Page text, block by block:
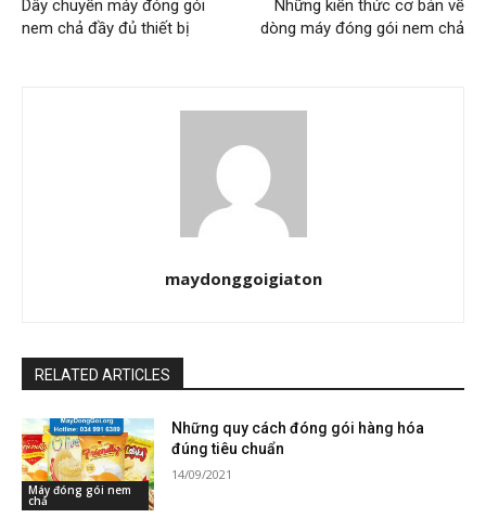
Dây chuyền máy đóng gói
nem chả đầy đủ thiết bị
Những kiến thức cơ bản về
dòng máy đóng gói nem chả
maydonggoigiaton
RELATED ARTICLES
Máy đóng gói nem
chả
Những quy cách đóng gói hàng hóa
đúng tiêu chuẩn
14/09/2021